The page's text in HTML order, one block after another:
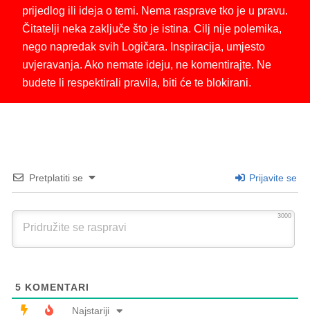
prijedlog ili ideja o temi. Nema rasprave tko je u pravu.
Čitatelji neka zaključe što je istina. Cilj nije polemika,
nego napredak svih Logičara. Inspiracija, umjesto
uvjeravanja. Ako nemate ideju, ne komentirajte. Ne
budete li respektirali pravila, biti će te blokirani.
Pretplatiti se Prijavite se
3000
5 KOMENTARI
Najstariji